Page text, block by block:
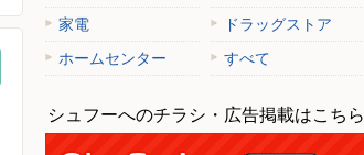
家電
ドラッグストア
ホームセンター
すべて
シュフーへのチラシ・広告掲載はこちら